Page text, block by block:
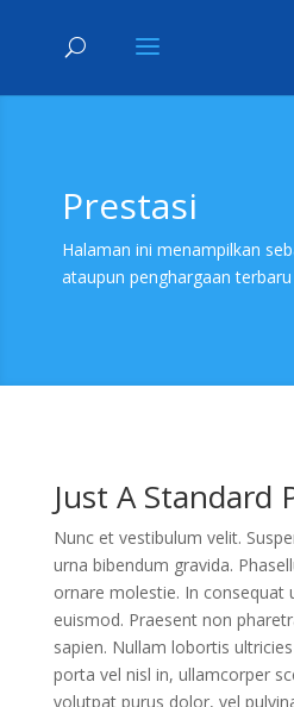
Prestasi
Halaman ini menampilkan
ataupun penghargaan
Just A Standard
Nunc et vestibulum velit.
urna bibendum gravida.
ornare molestie. In consequat
euismod. Praesent non
sapien. Nullam lobortis
porta vel nisl in, ullamcorper
volutpat purus dolor, vel